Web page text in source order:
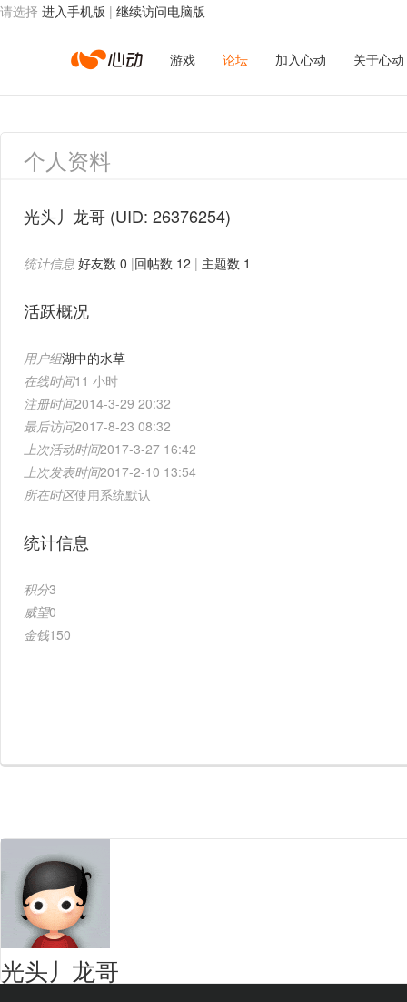
请选择 进入手机版 | 继续访问电脑版
心
动
络
游戏 论坛 加入心动 关于心动
个人资料
光头丿龙哥 (UID: 26376254)
统计信息 好友数 0 |回帖数 12 | 主题数 1
活跃概况
用户组湖中的水草
在线时间11 小时
注册时间2014-3-29 20:32
最后访问2017-8-23 08:32
上次活动时间2017-3-27 16:42
上次发表时间2017-2-10 13:54
所在时区使用系统默认
统计信息
积分3
威望0
金钱150
光头丿龙哥